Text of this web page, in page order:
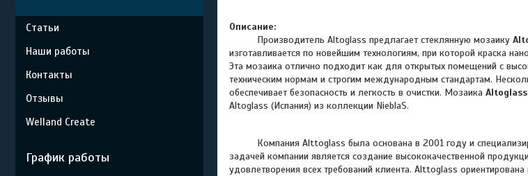
Описание:
Производитель Altoglass предлагает стеклянную мозаику
изготавливается по новейшим технологиям, при которой краска
Эта мозаика отлично подходит как для открытых помещений с
техническим нормам и строгим международным стандартам.
обеспечивает безопасность и легкость в очистки. Мозаика
Altoglass (Испания) из коллекции NieblaS.
Компания Alttoglass была основана в 2001 году и
задачей компании является создание высококачественной
удовлетворения всех требований клиента. Alttoglass ориентирована
Статьи
Наши работы
Контакты
Отзывы
Welland Create
График работы